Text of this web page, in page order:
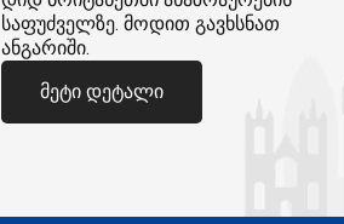
საფუძველზე. მოდით გავხსნათ
ანგარიში.
მეტი დეტალი